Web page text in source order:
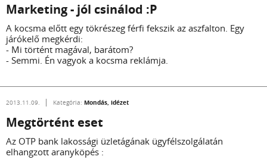
Marketing - jól csinálod :P
A kocsma előtt egy tökrészeg férfi fekszik az aszfalton. Egy
járókelő megkérdi:
- Mi történt magával, barátom?
- Semmi. Én vagyok a kocsma reklámja.
2013.11.09. Kategória: Mondás, idézet
Megtörtént eset
Az OTP bank lakossági üzletágának ügyfélszolgálatán
elhangzott aranyköpés :